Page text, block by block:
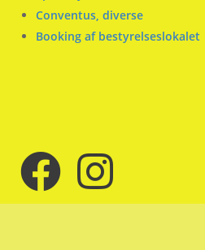
Conventus, diverse
Booking af bestyrelseslokalet